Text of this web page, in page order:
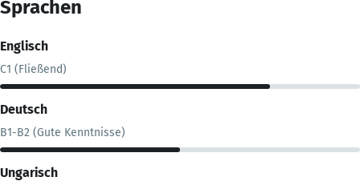
Sprachen
Englisch
C1 (Fließend)
Deutsch
B1-B2 (Gute Kenntnisse)
Ungarisch